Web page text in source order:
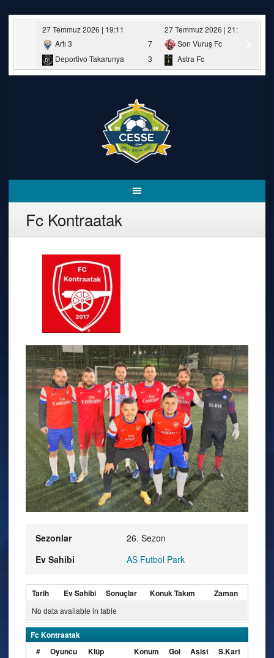
Skip
27 Temmuz 2026 | 19:11
Artı 3
7
Deportivo Takarunya
3
27 Temmuz 2026 | 21:00
Son Vuruş Fc
Astra Fc
Fc Kontraatak
Sezonlar
26. Sezon
Ev Sahibi
AS Futbol Park
Tarih Ev Sahibi Sonuçlar Konuk Takım Zaman
No data available in table
Fc Kontraatak
#
Oyuncu Klüp Konum Gol Asist S.Kart